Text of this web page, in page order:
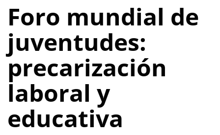
Foro mundial de
juventudes:
precarización
laboral y
educativa